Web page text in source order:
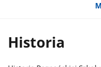
Historia